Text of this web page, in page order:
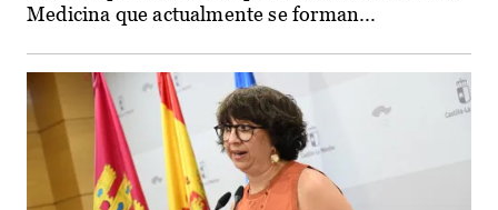
Medicina que actualmente se forman...